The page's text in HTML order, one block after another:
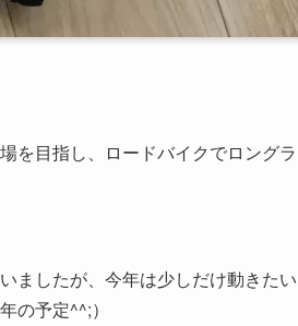
を目指し、ロードバイクでロング
ましたが、今年は少しだけ動きたい
の予定^^;）